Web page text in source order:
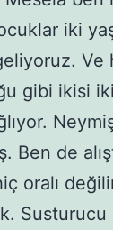
iki
Ve
gibi ikisi
Ben de
oralı
Susturucu